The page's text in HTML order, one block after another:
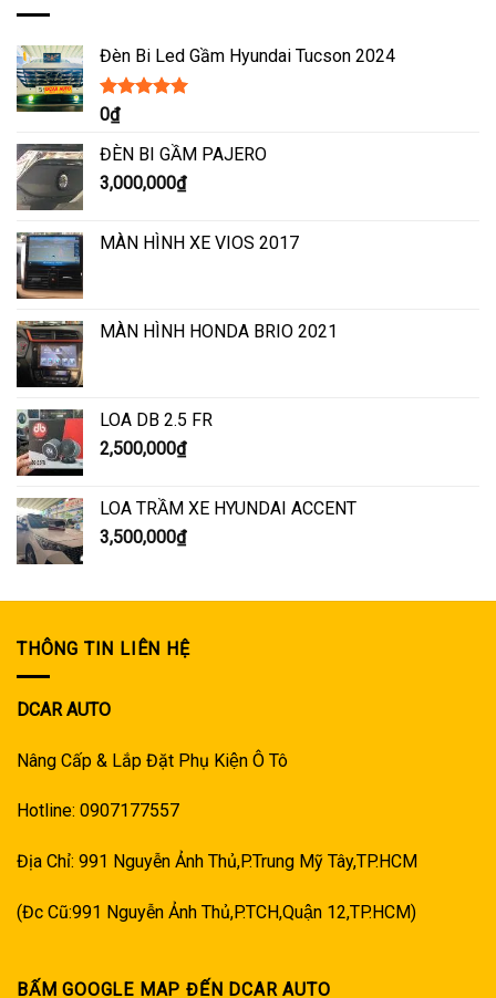
Đèn Bi Led Gầm Hyundai Tucson 2024
Được xếp
hạng
sao
0₫
ĐÈN BI GẦM PAJERO
3,000,000₫
MÀN HÌNH XE VIOS 2017
MÀN HÌNH HONDA BRIO 2021
LOA DB 2.5 FR
2,500,000₫
LOA TRẦM XE HYUNDAI ACCENT
3,500,000₫
THÔNG TIN LIÊN HỆ
DCAR AUTO
Nâng Cấp & Lắp Đặt Phụ Kiện Ô Tô
Hotline: 0907177557
Địa Chỉ: 991 Nguyễn Ảnh Thủ,P.Trung Mỹ Tây,TP.HCM
(Đc Cũ:991 Nguyễn Ảnh Thủ,P.TCH,Quận 12,TP.HCM)
BẤM GOOGLE MAP ĐẾN DCAR AUTO